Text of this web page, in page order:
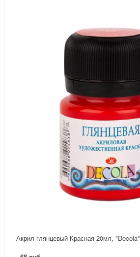
Акрил глянцевый Красная 20мл, "Decola"